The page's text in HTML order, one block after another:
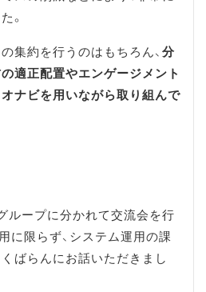
。
集約を行うのはもちろん、分
適正配置やエンゲージメント
ナビを用いながら取り組んで
ループに分かれて交流会を行
に限らず、システム運用の課
ばらんにお話いただきまし